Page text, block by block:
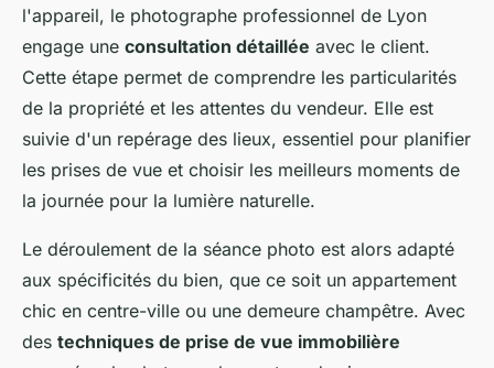
l'appareil, le photographe professionnel de Lyon
engage une consultation détaillée avec le client.
Cette étape permet de comprendre les particularités
de la propriété et les attentes du vendeur. Elle est
suivie d'un repérage des lieux, essentiel pour planifier
les prises de vue et choisir les meilleurs moments de
la journée pour la lumière naturelle.
Le déroulement de la séance photo est alors adapté
aux spécificités du bien, que ce soit un appartement
chic en centre-ville ou une demeure champêtre. Avec
des techniques de prise de vue immobilière